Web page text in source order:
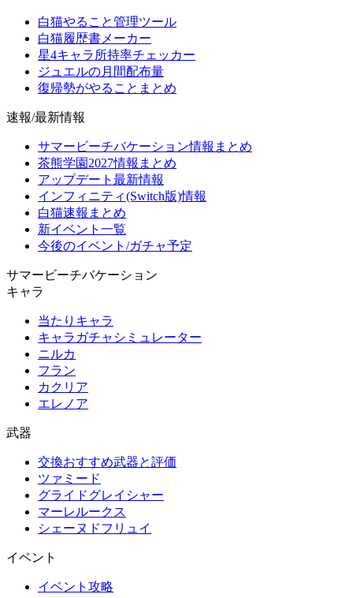
白猫やること管理ツール
白猫履歴書メーカー
星4キャラ所持率チェッカー
ジュエルの月間配布量
復帰勢がやることまとめ
速報/最新情報
サマービーチバケーション情報まとめ
茶熊学園2027情報まとめ
アップデート最新情報
インフィニティ(Switch版)情報
白猫速報まとめ
新イベント一覧
今後のイベント/ガチャ予定
サマービーチバケーション
キャラ
当たりキャラ
キャラガチャシミュレーター
ニルカ
フラン
カクリア
エレノア
武器
交換おすすめ武器と評価
ツァミード
グライドグレイシャー
マーレルークス
シェーヌドフリュイ
イベント
イベント攻略